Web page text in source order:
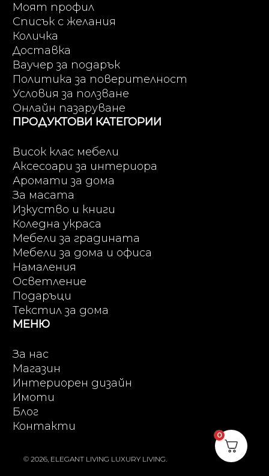
Моят профил
Списък с желания
Количка
Доставка
Ваучер за подарък
Политика за поверителност
Условия за ползване
Онлайн пазаруване
ПРОДУКТОВИ КАТЕГОРИИ
Висок клас мебели
Аксесоари за интериора
Аромати за дома
За масата
Изкуство и книги
Коледна украса
Мебели за градината
Мебели за дома и офиса
Намаления
Осветление
Подаръци
Текстил за дома
МЕНЮ
За нас
Магазин
Интериорен дизайн
Имоти
Блог
Контакти
© 2026, ELEGANT LIVING LUXURY LIVING.
0